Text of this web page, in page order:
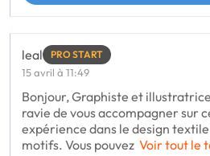
leal PRO START
15 avril à 11:49
Bonjour, Graphiste et
ravie de vous accompagner sur
expérience dans le design
motifs. Vous pouvez Voir tout le